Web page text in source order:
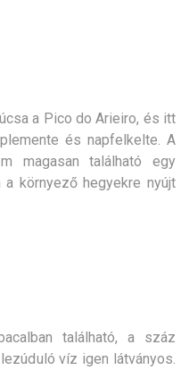
a Pico do Arieiro, és itt
és napfelkelte. A
magasan található egy
környező hegyekre nyújt
található, a száz
víz igen látványos.